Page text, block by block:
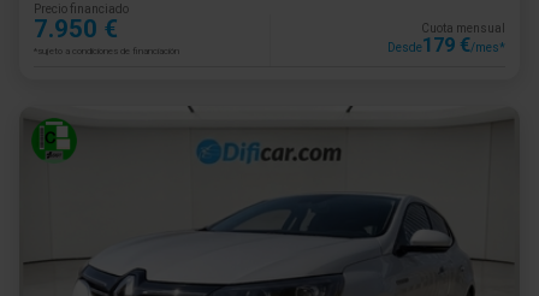
Precio financiado
7.950 €
*sujeto a condiciones de financiación
Cuota mensual
Desde179 €/mes*